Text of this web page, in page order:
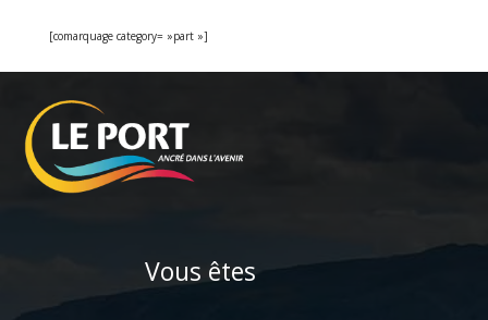
[comarquage category= »part »]
Vous êtes